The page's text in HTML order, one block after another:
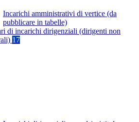
Incarichi amministrativi di vertice (da
pubblicare in tabelle)
di incarichi dirigenziali (dirigenti non
17